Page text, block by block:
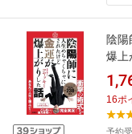
陰陽
爆上
16ポ
予約